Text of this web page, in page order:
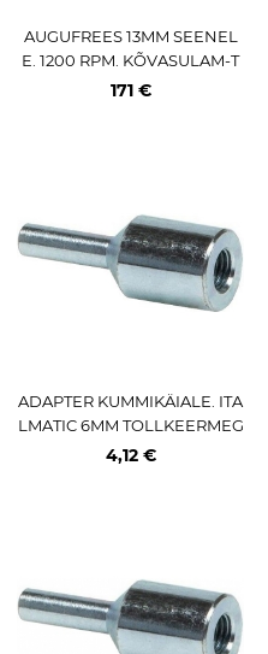
AUGUFREES 13MM SEENEL
E. 1200 RPM. KÕVASULAM-T
ERAS
171 €
ADAPTER KUMMIKÄIALE. ITA
LMATIC 6MM TOLLKEERMEG
A 5 / 16-24UNF
4,12 €